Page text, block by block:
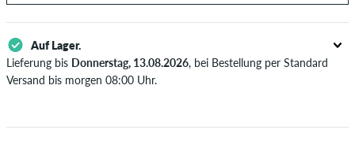
Auf Lager.
Lieferung bis Donnerstag, 13.08.2026, bei Bestellung per Standard
Versand bis morgen 08:00 Uhr.
deiner Überweisung an dich versendet. Weitere Infos zuVersand&